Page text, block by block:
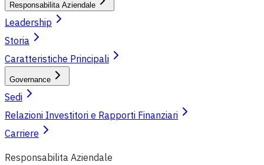
Responsabilita Aziendale
Leadership
Storia
Caratteristiche Principali
Governance
Sedi
Relazioni Investitori e Rapporti Finanziari
Carriere
Responsabilita Aziendale